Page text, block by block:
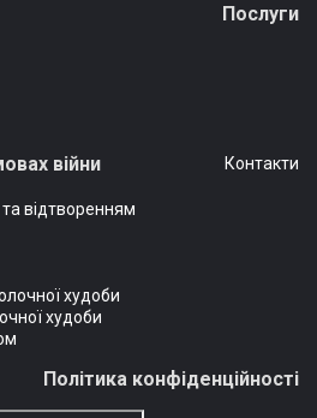
Послуги
війни
відтворенням
худоби
худоби
Контакти
Політика конфіденційності